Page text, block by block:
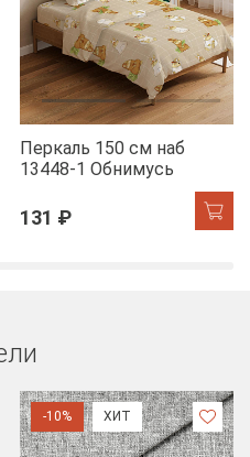
Перкаль 150 см наб
13448-1 Обнимусь
131 ₽
-10% ХИТ